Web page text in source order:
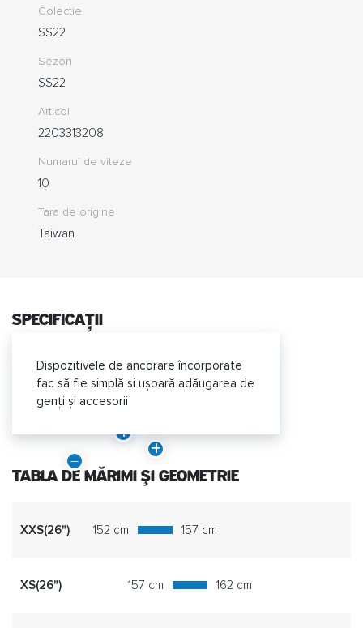
Colectie
SS22
Sezon
SS22
Articol
2203313208
Numarul de viteze
10
Tara de origine
Taiwan
specificații
Dispozitivele de ancorare încorporate
fac să fie simplă și ușoară adăugarea de
genți și accesorii
TABLA DE MĂRIMI ȘI GEOMETRIE
XXS(26") 152 cm 157 cm
XS(26") 157 cm 162 cm